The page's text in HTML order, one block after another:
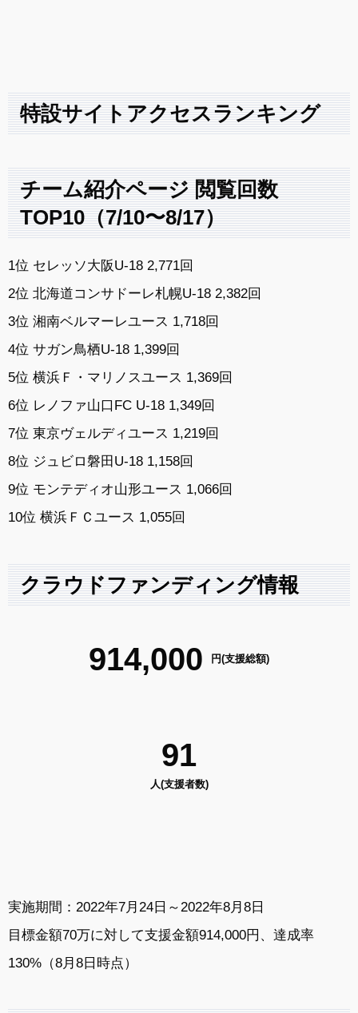
特設サイトアクセスランキング
チーム紹介ページ 閲覧回数
TOP10（7/10〜8/17）
1位 セレッソ大阪U-18 2,771回
2位 北海道コンサドーレ札幌U-18 2,382回
3位 湘南ベルマーレユース 1,718回
4位 サガン鳥栖U-18 1,399回
5位 横浜Ｆ・マリノスユース 1,369回
6位 レノファ山口FC U-18 1,349回
7位 東京ヴェルディユース 1,219回
8位 ジュビロ磐田U-18 1,158回
9位 モンテディオ山形ユース 1,066回
10位 横浜ＦＣユース 1,055回
クラウドファンディング情報
914,000 円(支援総額)
91
人(支援者数)
実施期間：2022年7月24日～2022年8月8日
目標金額70万に対して支援金額914,000円、達成率
130%（8月8日時点）